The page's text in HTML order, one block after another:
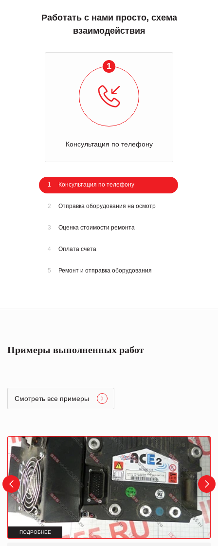
Работать с нами просто, схема
взаимодействия
1
Консультация по телефону
1 Консультация по телефону
2 Отправка оборудования на осмотр
3 Оценка стоимости ремонта
4 Оплата счета
5 Ремонт и отправка оборудования
Примеры выполненных работ
Смотреть все примеры
ПОДРОБНЕЕ